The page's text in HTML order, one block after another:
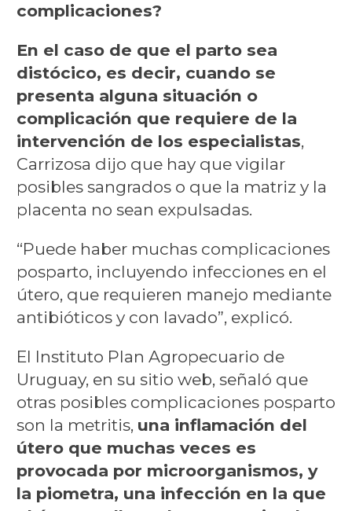
complicaciones?
En el caso de que el parto sea
distócico, es decir, cuando se
presenta alguna situación o
complicación que requiere de la
intervención de los especialistas,
Carrizosa dijo que hay que vigilar
posibles sangrados o que la matriz y la
placenta no sean expulsadas.
“Puede haber muchas complicaciones
posparto, incluyendo infecciones en el
útero, que requieren manejo mediante
antibióticos y con lavado”, explicó.
El Instituto Plan Agropecuario de
Uruguay, en su sitio web, señaló que
otras posibles complicaciones posparto
son la metritis, una inflamación del
útero que muchas veces es
provocada por microorganismos, y
la piometra, una infección en la que